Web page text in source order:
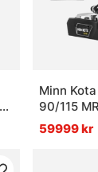
Minn
90/115
59999 kr